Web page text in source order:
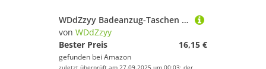
WDdZzyy Badeanzug-Taschen mit Reißverschluss, Schnörkelmuster, grau-weiß, 2 Stück, Reisezubehör für Babys, mit Griffen für Yoga
von WDdZzyy
Bester Preis
16,15 €
gefunden bei Amazon
zuletzt überprüft am 27.09.2025 um 00:03; der